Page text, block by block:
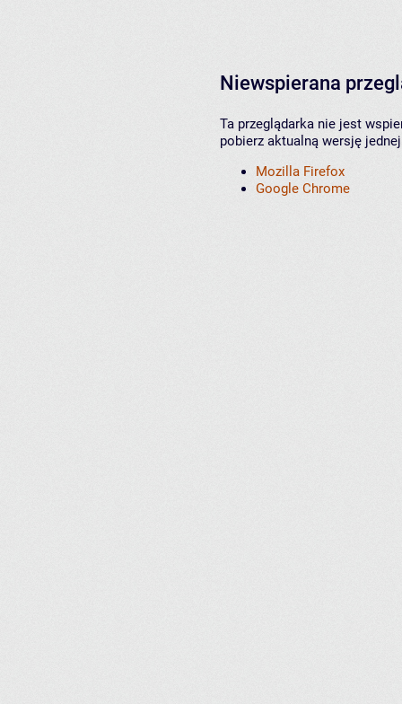
Niewspierana
Ta przeglądarka nie jest
pobierz aktualną wersję
Mozilla Firefox
Google Chrome